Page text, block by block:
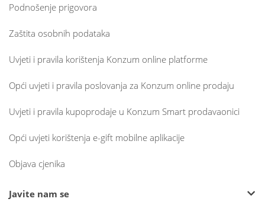
Podnošenje prigovora
Zaštita osobnih podataka
Uvjeti i pravila korištenja Konzum online platforme
Opći uvjeti i pravila poslovanja za Konzum online prodaju
Uvjeti i pravila kupoprodaje u Konzum Smart prodavaonici
Opći uvjeti korištenja e-gift mobilne aplikacije
Objava cjenika
Javite nam se